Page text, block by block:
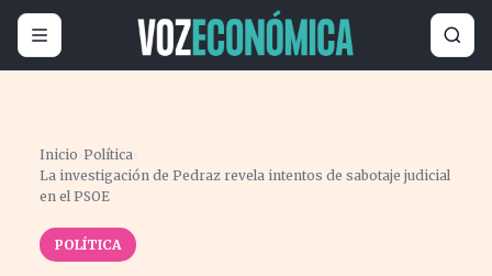
Inicio ›Política›
La investigación de Pedraz revela intentos de sabotaje judicial
en el PSOE
POLÍTICA